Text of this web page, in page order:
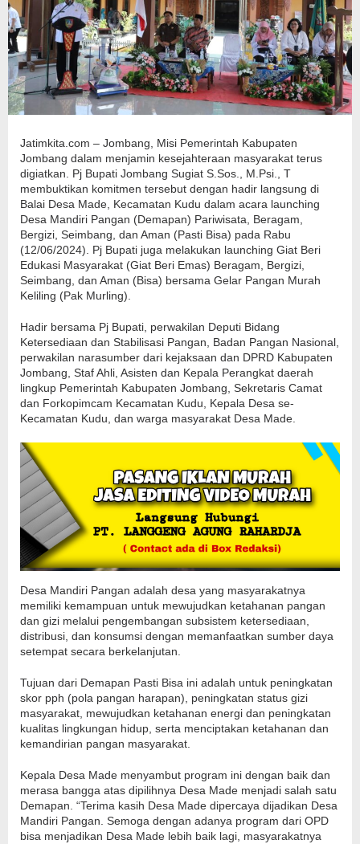
Jatimkita.com – Jombang, Misi Pemerintah Kabupaten
Jombang dalam menjamin kesejahteraan masyarakat terus
digiatkan. Pj Bupati Jombang Sugiat S.Sos., M.Psi., T
membuktikan komitmen tersebut dengan hadir langsung di
Balai Desa Made, Kecamatan Kudu dalam acara launching
Desa Mandiri Pangan (Demapan) Pariwisata, Beragam,
Bergizi, Seimbang, dan Aman (Pasti Bisa) pada Rabu
(12/06/2024). Pj Bupati juga melakukan launching Giat Beri
Edukasi Masyarakat (Giat Beri Emas) Beragam, Bergizi,
Seimbang, dan Aman (Bisa) bersama Gelar Pangan Murah
Keliling (Pak Murling).
Hadir bersama Pj Bupati, perwakilan Deputi Bidang
Ketersediaan dan Stabilisasi Pangan, Badan Pangan Nasional,
perwakilan narasumber dari kejaksaan dan DPRD Kabupaten
Jombang, Staf Ahli, Asisten dan Kepala Perangkat daerah
lingkup Pemerintah Kabupaten Jombang, Sekretaris Camat
dan Forkopimcam Kecamatan Kudu, Kepala Desa se-
Kecamatan Kudu, dan warga masyarakat Desa Made.
Desa Mandiri Pangan adalah desa yang masyarakatnya
memiliki kemampuan untuk mewujudkan ketahanan pangan
dan gizi melalui pengembangan subsistem ketersediaan,
distribusi, dan konsumsi dengan memanfaatkan sumber daya
setempat secara berkelanjutan.
Tujuan dari Demapan Pasti Bisa ini adalah untuk peningkatan
skor pph (pola pangan harapan), peningkatan status gizi
masyarakat, mewujudkan ketahanan energi dan peningkatan
kualitas lingkungan hidup, serta menciptakan ketahanan dan
kemandirian pangan masyarakat.
Kepala Desa Made menyambut program ini dengan baik dan
merasa bangga atas dipilihnya Desa Made menjadi salah satu
Demapan. “Terima kasih Desa Made dipercaya dijadikan Desa
Mandiri Pangan. Semoga dengan adanya program dari OPD
bisa menjadikan Desa Made lebih baik lagi, masyarakatnya